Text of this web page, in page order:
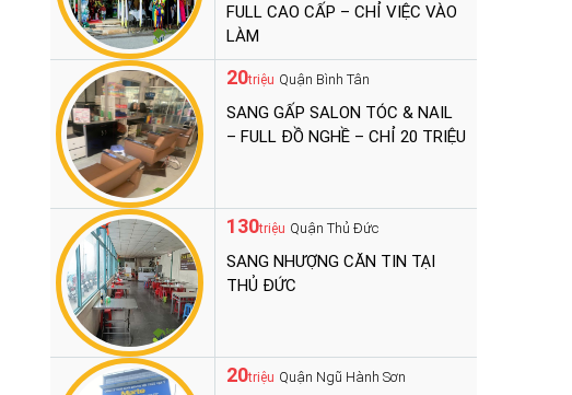
FULL CAO CẤP – CHỈ VIỆC VÀO
LÀM
20triệu Quận Bình Tân
SANG GẤP SALON TÓC & NAIL
– FULL ĐỒ NGHỀ – CHỈ 20 TRIỆU
130triệu Quận Thủ Đức
SANG NHƯỢNG CĂN TIN TẠI
THỦ ĐỨC
20triệu Quận Ngũ Hành Sơn